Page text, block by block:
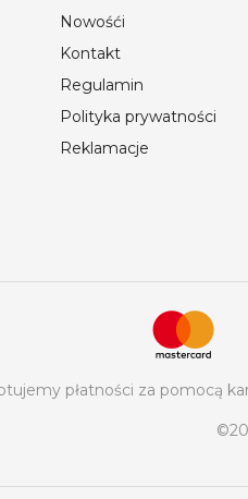
Nowośći
Kontakt
Regulamin
Polityka prywatności
Reklamacje
płatności za pomocą